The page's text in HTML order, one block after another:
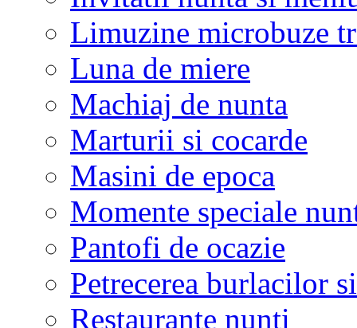
Limuzine microbuze
Luna de miere
Machiaj de nunta
Marturii si cocarde
Masini de epoca
Momente speciale
Pantofi de ocazie
Petrecerea burlacilor
Restaurante nunti